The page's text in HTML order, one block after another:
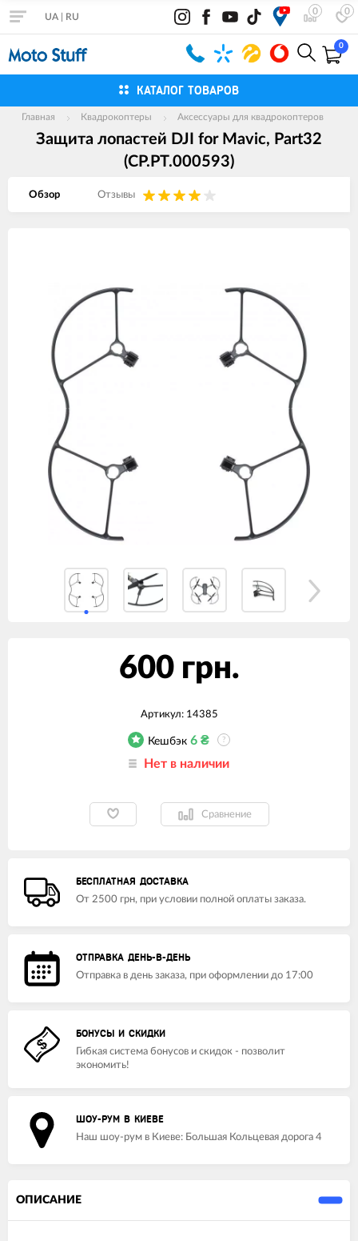
0 0
UA RU
0
КАТАЛОГ ТОВАРОВ
Главная Квадрокоптеры Аксессуары для квадрокоптеров
Защита лопастей DJI for Mavic, Part32
(CP.PT.000593)
Обзор Отзывы
600 грн.
Артикул: 14385
Кешбэк 6 ₴ ?
Нет в наличии
Сравнение
БЕСПЛАТНАЯ ДОСТАВКА
От 2500 грн, при условии полной оплаты заказа.
ОТПРАВКА ДЕНЬ-В-ДЕНЬ
Отправка в день заказа, при оформлении до 17:00
БОНУСЫ И СКИДКИ
Гибкая система бонусов и скидок - позволит
экономить!
ШОУ-РУМ В КИЕВЕ
Наш шоу-рум в Киеве: Большая Кольцевая дорога 4
ОПИСАНИЕ